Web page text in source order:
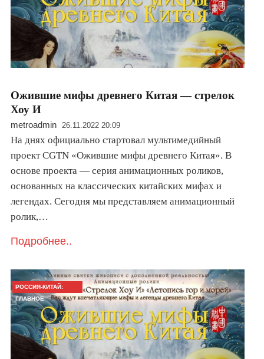
Ожившие мифы древнего Китая — стрелок
Хоу И
metroadmin 26.11.2022 20:09
На днях официально стартовал мультимедийный
проект CGTN «Ожившие мифы древнего Китая». В
основе проекта — серия анимационных роликов,
основанных на классических китайских мифах и
легендах. Сегодня мы представляем анимационный
ролик,…
Подробнее..
РОССИЯ-КИТАЙ:
ГЛАВНОЕ